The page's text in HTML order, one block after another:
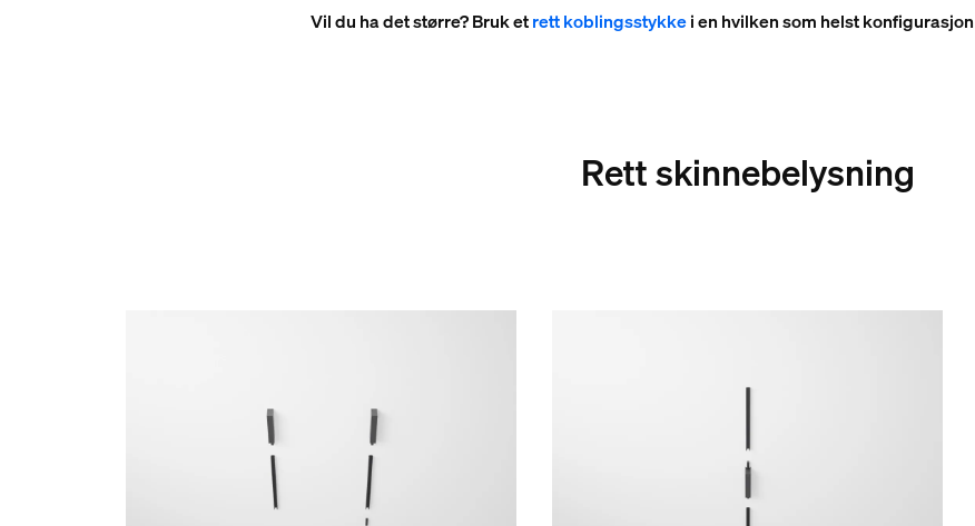
Vil du ha det større? Bruk etrett koblingsstykkei en hvilken som helst
Rett skinnebelysning